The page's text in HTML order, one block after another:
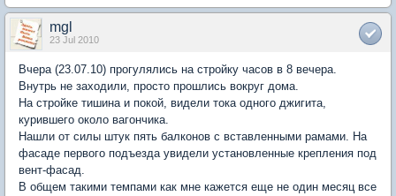
mgl
23 Jul 2010
Вчера (23.07.10) прогулялись на стройку часов в 8 вечера.
Внутрь не заходили, просто прошлись вокруг дома.
На стройке тишина и покой, видели тока одного джигита,
курившего около вагончика.
Нашли от силы штук пять балконов с вставленными рамами. На
фасаде первого подъезда увидели установленные крепления под
вент-фасад.
В общем такими темпами как мне кажется еще не один месяц все